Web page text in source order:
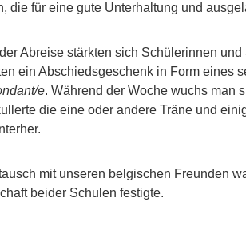
die für eine gute Unterhaltung und
Abreise stärkten sich Schülerinnen
ein Abschiedsgeschenk in Form eines
e. Während der Woche wuchs man
die eine oder andere Träne und
mit unseren belgischen Freunden
beider Schulen festigte.